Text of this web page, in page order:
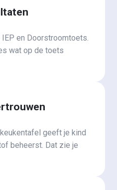
en Doorstroomtoets.
wat op de toets
geeft je kind
beheerst. Dat zie je